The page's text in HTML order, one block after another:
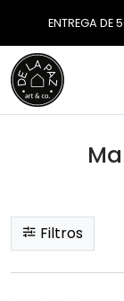
ENTREGA DE
Filtros